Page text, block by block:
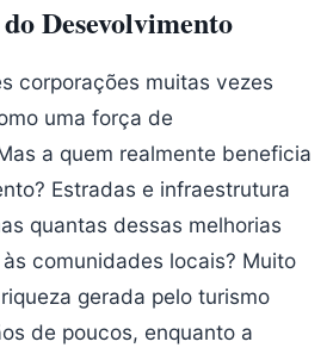
Desevolvimento
corporações muitas vezes
uma força de
a quem realmente beneficia
Estradas e infraestrutura
quantas dessas melhorias
comunidades locais? Muito
gerada pelo turismo
de poucos, enquanto a